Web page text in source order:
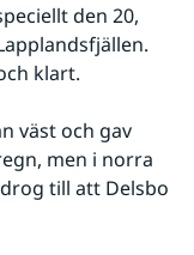
den 20,
klart.
väst och gav
men i norra
till att Delsbo